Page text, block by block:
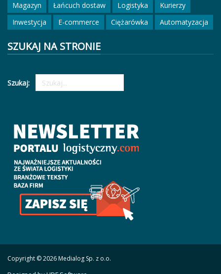
Magazyn
Łańcuch dostaw Logistyka
Kurierzy
Inwestycja
E-commerce Ciężarówka Automatyzacja
SZUKAJ NA STRONIE
Szukaj:
Copyright © 2026 Medialog Sp. z o.o.